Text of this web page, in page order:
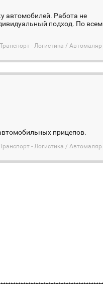
автомобилей. Работа не
подход. По всем
Транспорт - Логистика / Автомаляр
прицепов.
Транспорт - Логистика / Автомаляр